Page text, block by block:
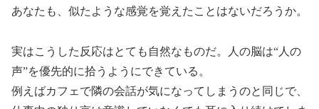
あなたも、似たような感覚を覚えたことはないだろうか。
実はこうした反応はとても自然なものだ。人の脳は“人の
声”を優先的に拾うようにできている。
例えばカフェで隣の会話が気になってしまうのと同じで、